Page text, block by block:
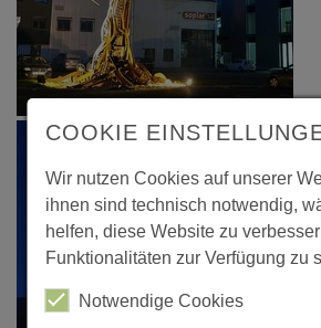
COOKIE
Wir nutzen Cookies auf unserer
ihnen sind technisch notwendig,
helfen, diese Website zu
Funktionalitäten zur Verfügung zu
Notwendige Cookies